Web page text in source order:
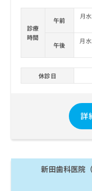
診療
時間
午前
月
午後
月
休診日
詳
新田歯科医院